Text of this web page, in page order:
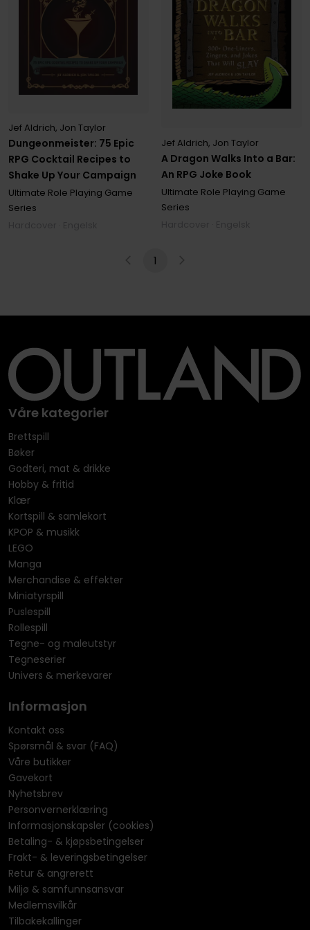
Dungeonmeister: 75 Epic
RPG Cocktail Recipes to
Shake Up Your Campaign
Jef Aldrich, Jon Taylor
Ultimate Role Playing Game
Series
A Dragon Walks Into a Bar:
An RPG Joke Book
Jef Aldrich, Jon Taylor
Ultimate Role Playing Game
Series
1
Våre kategorier
Brettspill
Bøker
Godteri, mat & drikke
Hobby & fritid
Klær
Kortspill & samlekort
KPOP & musikk
LEGO
Manga
Merchandise & effekter
Miniatyrspill
Puslespill
Rollespill
Tegne- og maleutstyr
Tegneserier
Univers & merkevarer
Informasjon
Kontakt oss
Spørsmål & svar (FAQ)
Våre butikker
Gavekort
Nyhetsbrev
Personvernerklæring
Informasjonskapsler (cookies)
Betaling- & kjøpsbetingelser
Frakt- & leveringsbetingelser
Retur & angrerett
Miljø & samfunnsansvar
Medlemsvilkår
Tilbakekallinger